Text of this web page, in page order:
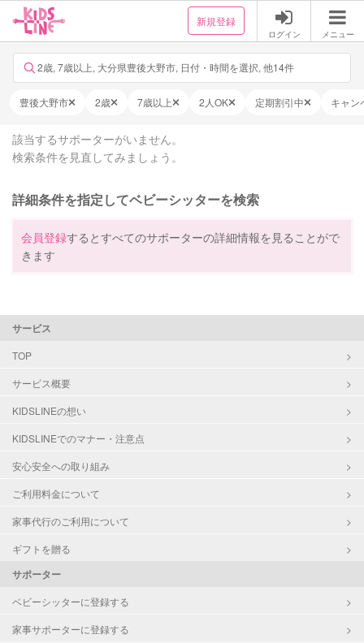
新規登録
ログイン メニュー
2歳, 7歳以上, 大分県豊後大野市, 日付・時間を選択, 他14件
豊後大野市 2歳 7歳以上 2人OK 定期割引中 キャン
該当するサポーターがいません。
検索条件を見直してみましょう。
詳細条件を指定してベビーシッターを検索
会員登録するとすべてのサポーターの詳細情報を見ることがで
きます
サービス
TOP
サービス概要
KIDSLINEの想い
KIDSLINEでのマナー・注意点
安心安全への取り組み
ご利用料金について
家事代行のご利用について
ギフトを贈る
サポーター
ベビーシッターに登録する
家事サポーターに登録する